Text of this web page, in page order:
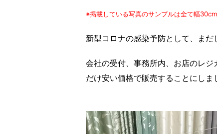
※掲載している写真のサンプルは全て幅
新型コロナの感染予防として、まだ
会社の受付、事務所内、お店のレ
だけ安い価格で販売することにしま